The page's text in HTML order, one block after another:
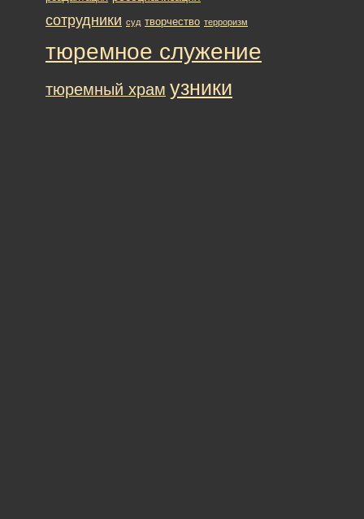
сотрудники суд творчество терроризм
тюремное служение
тюремный храм узники